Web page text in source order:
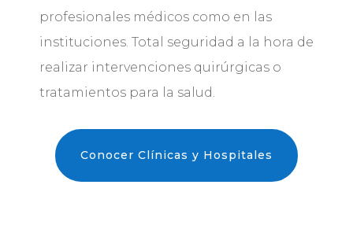
profesionales médicos como en las
instituciones. Total seguridad a la hora de
realizar intervenciones quirúrgicas o
tratamientos para la salud.
Conocer Clínicas y Hospitales